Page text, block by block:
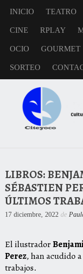
INICIO TEATRO
CINE RPLAY
OCIO GOURMET
SORTEO
LIBROS:
SÉBASTIEN
ÚLTIMOS
17 diciembre, 2022 de
El ilustrador
Perez, han acudido
trabajos.